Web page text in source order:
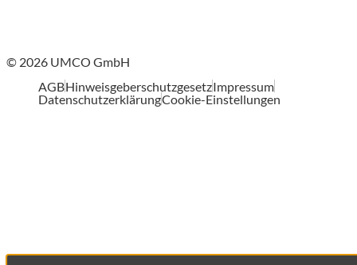
© 2026 UMCO GmbH
AGBHinweisgeberschutzgesetzImpressum
DatenschutzerklärungCookie-Einstellungen